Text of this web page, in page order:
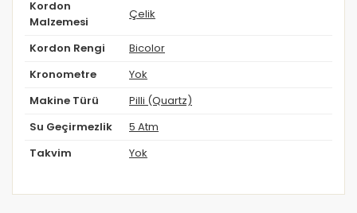
Kordon
Malzemesi
Çelik
Kordon Rengi Bicolor
Kronometre Yok
Makine Türü Pilli (Quartz)
Su Geçirmezlik 5 Atm
Takvim Yok